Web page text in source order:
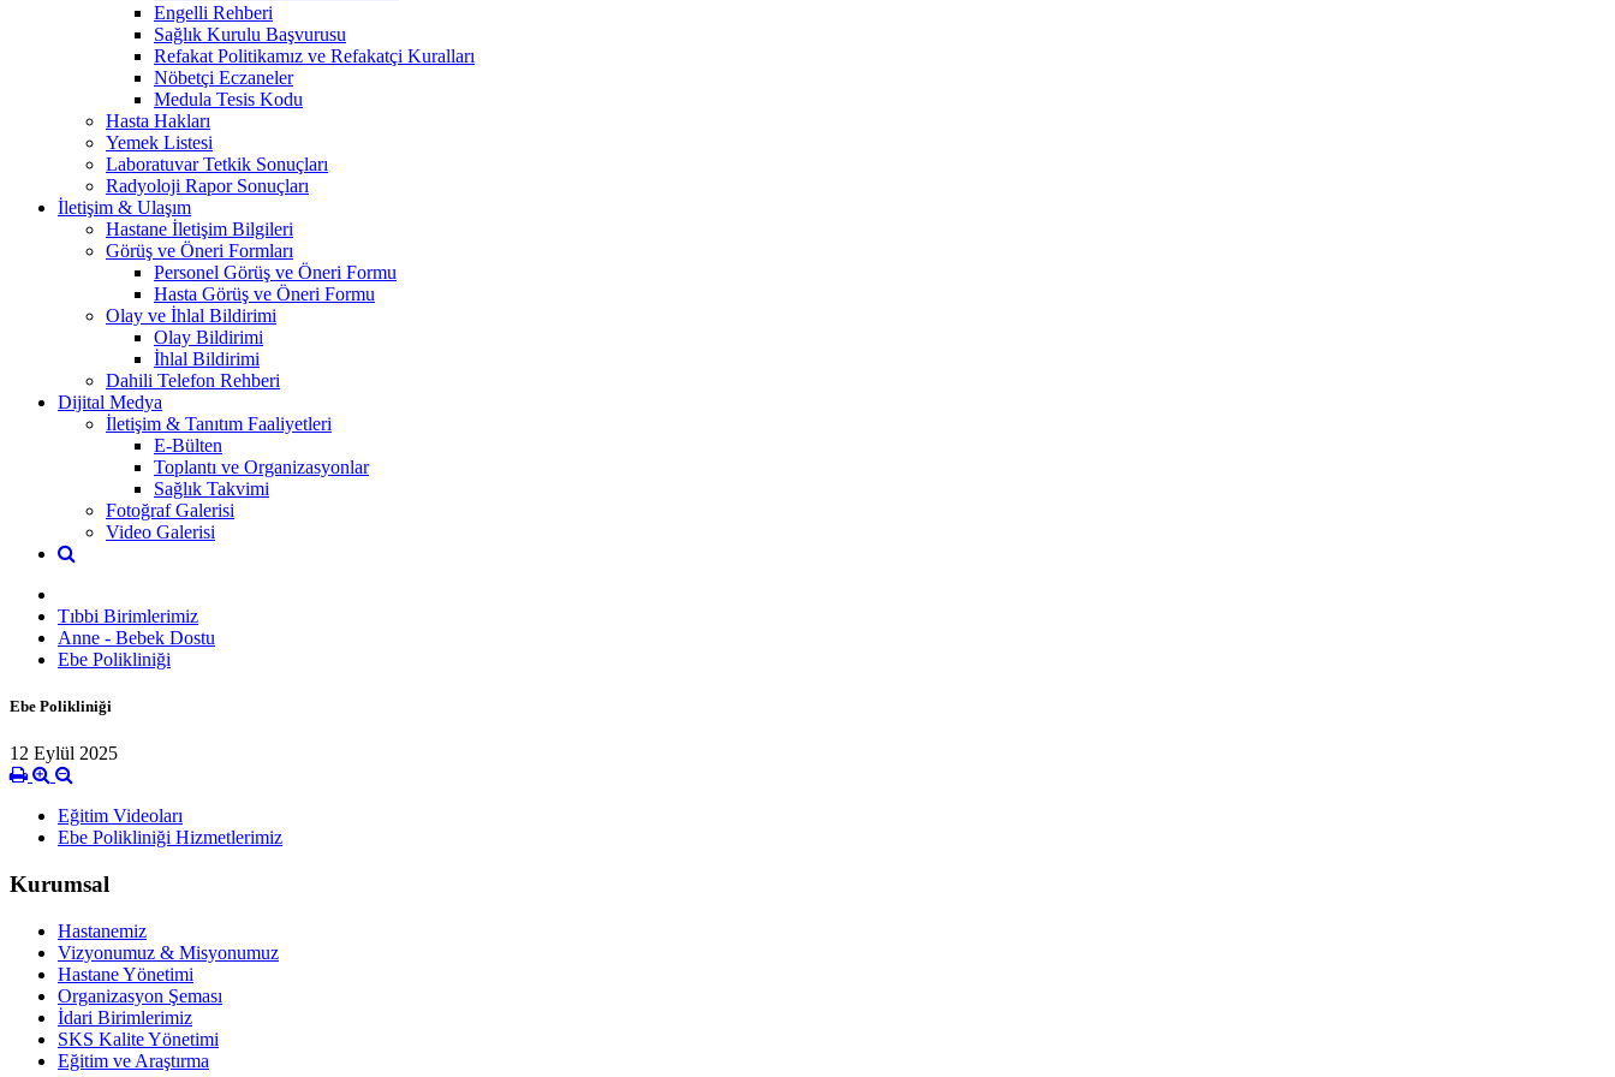
Engelli Rehberi
Sağlık Kurulu Başvurusu
Refakat Politikamız ve Refakatçi Kuralları
Nöbetçi Eczaneler
Medula Tesis Kodu
Hasta Hakları
Yemek Listesi
Laboratuvar Tetkik Sonuçları
Radyoloji Rapor Sonuçları
İletişim & Ulaşım
Hastane İletişim Bilgileri
Görüş ve Öneri Formları
Personel Görüş ve Öneri Formu
Hasta Görüş ve Öneri Formu
Olay ve İhlal Bildirimi
Olay Bildirimi
İhlal Bildirimi
Dahili Telefon Rehberi
Dijital Medya
İletişim & Tanıtım Faaliyetleri
E-Bülten
Toplantı ve Organizasyonlar
Sağlık Takvimi
Fotoğraf Galerisi
Video Galerisi
Tıbbi Birimlerimiz
Anne - Bebek Dostu
Ebe Polikliniği
Ebe Polikliniği
12 Eylül 2025
Eğitim Videoları
Ebe Polikliniği Hizmetlerimiz
Kurumsal
Hastanemiz
Vizyonumuz & Misyonumuz
Hastane Yönetimi
Organizasyon Şeması
İdari Birimlerimiz
SKS Kalite Yönetimi
Eğitim ve Araştırma